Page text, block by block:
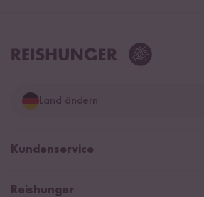
Land ändern
Deutschland
Kundenservice
Help Center & FAQ
Reishunger